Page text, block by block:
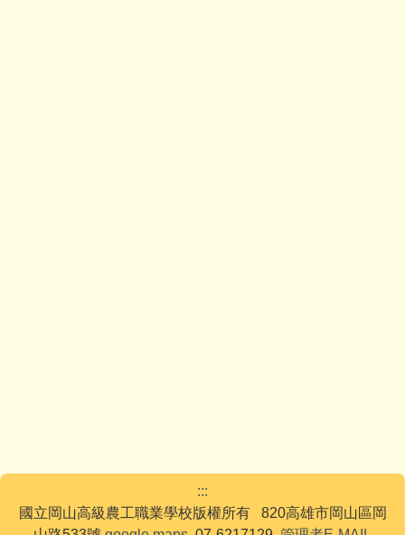
:::
國立岡山高級農工職業學校版權所有 820高雄市岡山區岡